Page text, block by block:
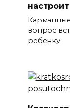
вопрос
ребенку